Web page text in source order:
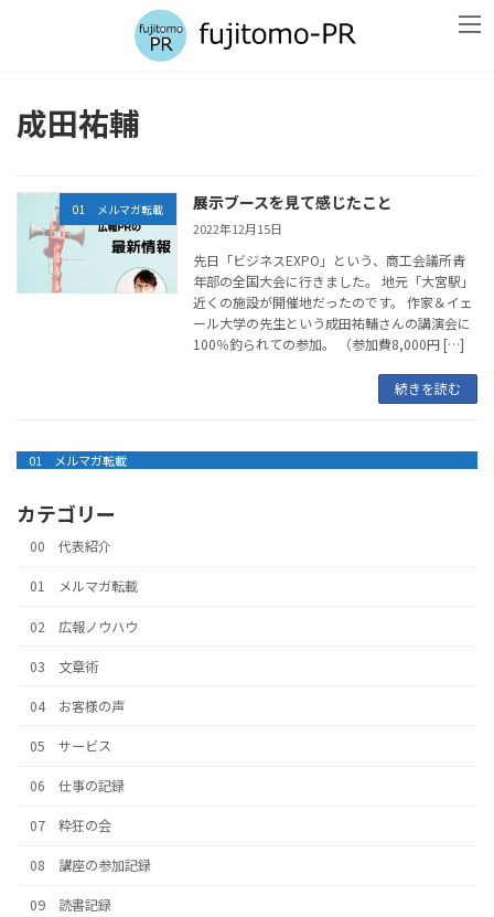
成田祐輔
01 メルマガ転載 展示ブースを見て感じたこと
2022年12月15日
先日「ビジネスEXPO」という、商工会議所青
年部の全国大会に行きました。 地元「大宮駅」
近くの施設が開催地だったのです。 作家＆イェ
ール大学の先生という成田祐輔さんの講演会に
100％釣られての参加。 （参加費8,000円 […]
続きを読む
01 メルマガ転載
カテゴリー
00 代表紹介
01 メルマガ転載
02 広報ノウハウ
03 文章術
04 お客様の声
05 サービス
06 仕事の記録
07 粋狂の会
08 講座の参加記録
09 読書記録